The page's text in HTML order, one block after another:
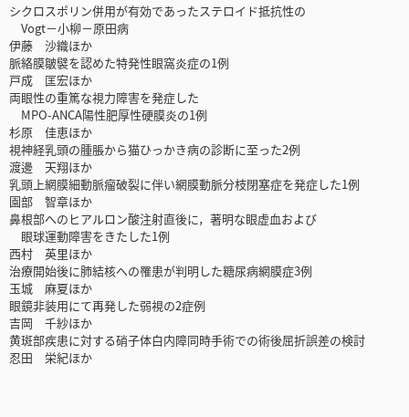
シクロスポリン併用が有効であったステロイド抵抗性の
Vogt－小柳－原田病
伊藤 沙織ほか
脈絡膜皺襞を認めた特発性眼窩炎症の1例
戸成 匡宏ほか
両眼性の重篤な視力障害を発症した
MPO-ANCA陽性肥厚性硬膜炎の1例
杉原 佳恵ほか
視神経乳頭の腫脹から猫ひっかき病の診断に至った2例
渡邊 天翔ほか
乳頭上網膜細動脈瘤破裂に伴い網膜動脈分枝閉塞症を発症した1例
園部 智章ほか
鼻根部へのヒアルロン酸注射直後に，著明な眼虚血および
眼球運動障害をきたした1例
西村 英里ほか
治療開始後に肺結核への罹患が判明した糖尿病網膜症3例
玉城 麻夏ほか
眼鏡非装用にて再発した弱視の2症例
吉岡 千紗ほか
黄斑部疾患に対する硝子体白内障同時手術での術後屈折誤差の検討
忍田 栄紀ほか